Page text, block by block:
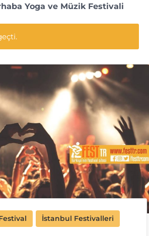
Yoga ve Müzik Festivali
İstanbul Festivalleri